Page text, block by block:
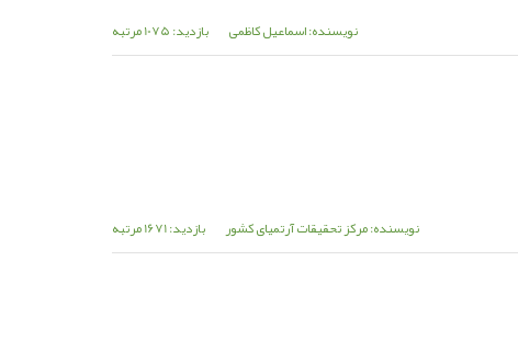
نویسنده: اسماعیل کاظمی بازدید: 1075 مرتبه
نویسنده: مرکز تحقیقات آرتمیای کشور بازدید: 1671 مرتبه